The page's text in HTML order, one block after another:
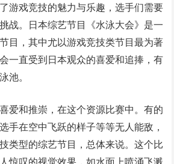
游戏竞技的魅力与乐趣，选手们需要
战。日本综艺节目《水泳大会》是一
目，其中尤以游戏竞技类节目最为著
一直受到日本观众的喜爱和追捧，有
池。
爱和推崇，在这个资源比赛中。有的
手在空中飞跃的样子等等无人能敌，
类型的综艺节目，总体来说。这个比
惊叹的视觉效果，如水面上喷涌飞溅